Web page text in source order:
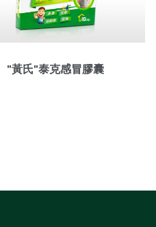
"黃氏"泰克感冒膠囊